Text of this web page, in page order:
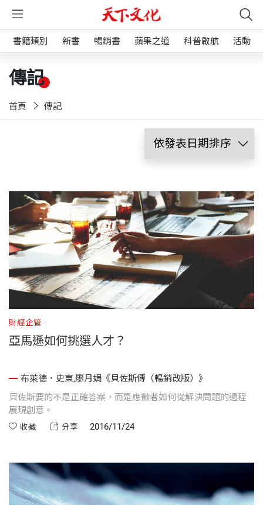
書籍類別 新書 暢銷書 蘋果之道 科普啟航 活動
傳記
首頁 傳記
財經企管
亞馬遜如何挑選人才？
布萊德．史東,廖月娟《貝佐斯傳（暢銷改版）》
貝佐斯要的不是正確答案，而是應徵者如何從解決問題的過程
展現創意。
收藏 分享 2016/11/24